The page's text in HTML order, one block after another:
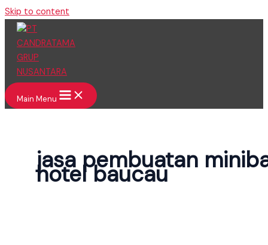
Skip to content
Main Menu
jasa pembuatan
hotel baucau